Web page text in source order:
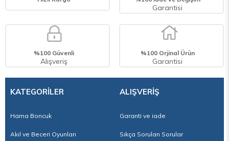
Garantisi
%100 Güvenli
Alışveriş
%100 Orjinal Ürün
Garantisi
KATEGORİLER
Hama Boncuk
Akıl ve Beceri Oyunları
ALIŞVERİŞ
Garanti ve iade
Sıkça Sorulan Sorular